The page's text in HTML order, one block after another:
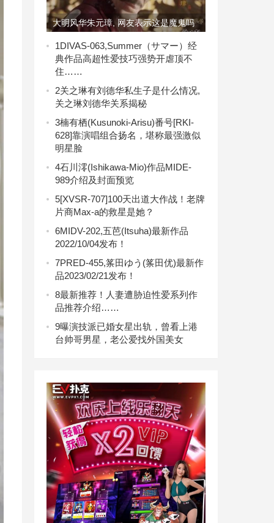
大明风华朱元璋, 网友表示这是魔鬼吗
太吓人了
1DIVAS-063,Summer（サマー）经
典作品高超性爱技巧强势开虐顶不
住……
2关之琳有刘德华私生子是什么情况,
关之琳刘德华关系揭秘
3楠有栖(Kusunoki-Arisu)番号[RKI-
628]靠演唱组合扬名，堪称最强激似
明星脸
4石川澪(Ishikawa-Mio)作品MIDE-
989介绍及封面预览
5[XVSR-707]100天出道大作战！老牌
片商Max-a的救星是她？
6MIDV-202,五芭(Itsuha)最新作品
2022/10/04发布！
7PRED-455,筿田ゆう(筿田优)最新作
品2023/02/21发布！
8最新推荐！人妻遭胁迫性爱系列作
品推荐介绍……
9曝演技派已婚女星出轨，曾看上港
台帅哥男星，老公爱找外国美女